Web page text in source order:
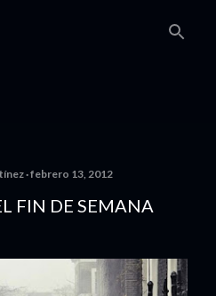
febrero 13, 2012
FIN DE SEMANA